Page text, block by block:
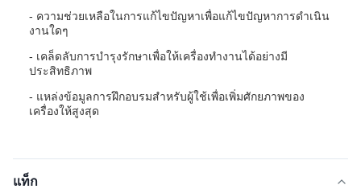
- ความช่วยเหลือในการแก้ไขปัญหาเพื่อแก้ไขปัญหาการดำเนิน
งานใดๆ
- เคล็ดลับการบำรุงรักษาเพื่อให้เครื่องทำงานได้อย่างมี
ประสิทธิภาพ
- แหล่งข้อมูลการฝึกอบรมสำหรับผู้ใช้เพื่อเพิ่มศักยภาพของ
เครื่องให้สูงสุด
แท็ก